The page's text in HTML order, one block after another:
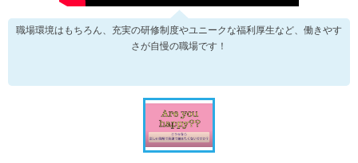
職場環境はもちろん、充実の研修制度やユニークな福利厚生など、働きやす
さが自慢の職場です！